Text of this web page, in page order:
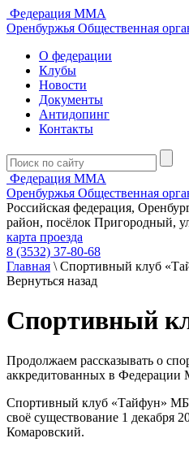
Федерация ММА
Оренбуржья Общественная
О федерации
Клубы
Новости
Документы
Антидопинг
Контакты
Федерация ММА
Оренбуржья Общественная
Российская федерация,
район, посёлок Пригородный,
карта проезда
8 (3532) 37-80-68
Главная \ Спортивный клуб
Вернуться назад
Спортивный
Продолжаем рассказывать о
аккредитованных в
Спортивный клуб «Тайфун»
своё существование 1 декабря
Комаровский.